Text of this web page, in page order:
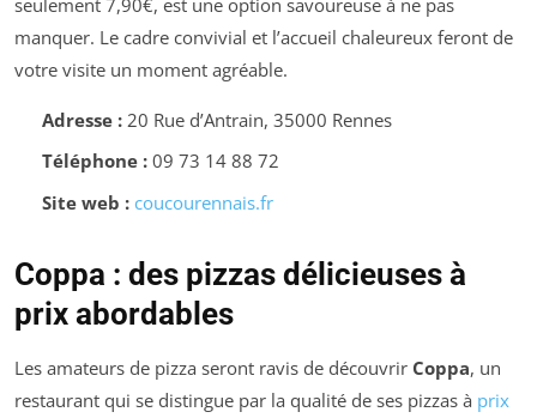
manquer. Le cadre convivial et l’accueil chaleureux feront de
votre visite un moment agréable.
Adresse :20 Rue d’Antrain, 35000 Rennes
Téléphone :09 73 14 88 72
Site web : coucourennais.fr
Coppa : des pizzas délicieuses à
prix abordables
Les amateurs de pizza seront ravis de découvrir Coppa, un
restaurant qui se distingue par la qualité de ses pizzas à prix